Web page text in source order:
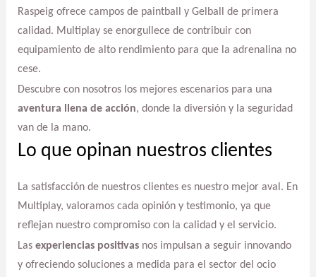
Raspeig ofrece campos de paintball y Gelball de primera
calidad. Multiplay se enorgullece de contribuir con
equipamiento de alto rendimiento para que la adrenalina no
cese.
Descubre con nosotros los mejores escenarios para una
aventura llena de acción, donde la diversión y la seguridad
van de la mano.
Lo que opinan nuestros clientes
La satisfacción de nuestros clientes es nuestro mejor aval. En
Multiplay, valoramos cada opinión y testimonio, ya que
reflejan nuestro compromiso con la calidad y el servicio.
Las experiencias positivasnos impulsan a seguir innovando
y ofreciendo soluciones a medida para el sector del ocio